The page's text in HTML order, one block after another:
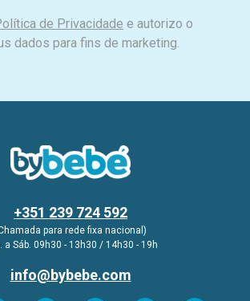
de Privacidade e autorizo o
dados para fins de marketing.
+351 239 724 592
para rede fixa nacional)
a Sáb. 09h30 - 13h30 / 14h30 - 19h
info@bybebe.com